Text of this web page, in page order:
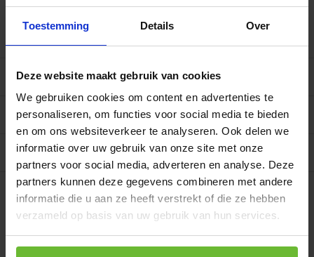
Toestemming Details Over
Deze website maakt gebruik van cookies
We gebruiken cookies om content en advertenties te
personaliseren, om functies voor social media te bieden
en om ons websiteverkeer te analyseren. Ook delen we
informatie over uw gebruik van onze site met onze
partners voor social media, adverteren en analyse. Deze
partners kunnen deze gegevens combineren met andere
informatie die u aan ze heeft verstrekt of die ze hebben
verzameld op basis van uw gebruik van hun services.
Meer dan450 soorten op voorraad
Betrouwbaar
online winkelen
Beschrijving
Reviews 0/10
Allergenen/voedingswaarden per 100 gram
Op werkdagen voor 15.00 uur besteld, dezelfde dag
verzonden.
Zak 200 gram
Art# 500126Z
Op voorraad
€2,85